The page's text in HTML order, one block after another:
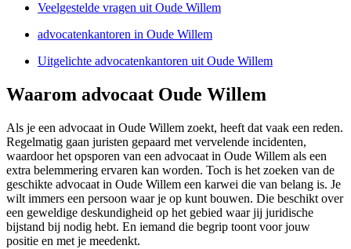
Veelgestelde vragen uit Oude Willem
advocatenkantoren in Oude Willem
Uitgelichte advocatenkantoren uit Oude Willem
Waarom advocaat Oude Willem
Als je een advocaat in Oude Willem zoekt, heeft dat vaak een reden.
Regelmatig gaan juristen gepaard met vervelende incidenten,
waardoor het opsporen van een advocaat in Oude Willem als een
extra belemmering ervaren kan worden. Toch is het zoeken van de
geschikte advocaat in Oude Willem een karwei die van belang is. Je
wilt immers een persoon waar je op kunt bouwen. Die beschikt over
een geweldige deskundigheid op het gebied waar jij juridische
bijstand bij nodig hebt. En iemand die begrip toont voor jouw
positie en met je meedenkt.